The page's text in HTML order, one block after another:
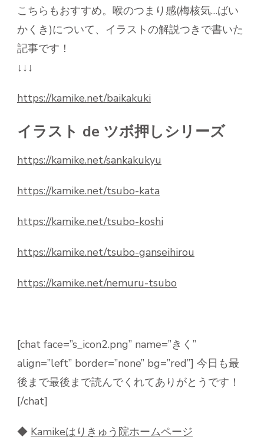
こちらもおすすめ。喉のつまり感(梅核気…ばい
かくき)について、イラストの解説つきで書いた
記事です！
↓↓↓
https://kamike.net/baikakuki
イラスト de ツボ押しシリーズ
https://kamike.net/sankakukyu
https://kamike.net/tsubo-kata
https://kamike.net/tsubo-koshi
https://kamike.net/tsubo-ganseihirou
https://kamike.net/nemuru-tsubo
[chat face=”s_icon2.png” name=”きく”
align=”left” border=”none” bg=”red”] 今日も最
後まで最後まで読んでくれてありがとうです！
[/chat]
◆ Kamikeはりきゅう院ホームページ